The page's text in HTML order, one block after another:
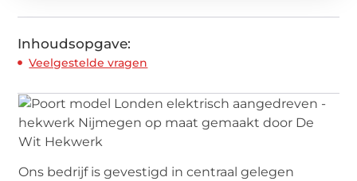
Inhoudsopgave:
Veelgestelde vragen
Ons bedrijf is gevestigd in centraal gelegen